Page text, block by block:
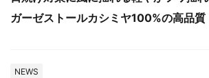
ガーゼストールカシミヤ100%の高品質
NEWS